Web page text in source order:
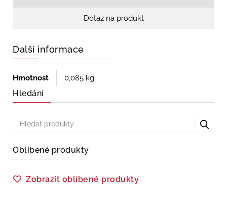
Dotaz na produkt
Další informace
Hmotnost 0,085 kg
Hledání
Oblíbené produkty
Zobrazit oblíbené produkty